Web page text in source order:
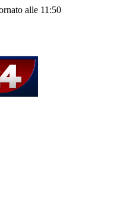
alle 11:50